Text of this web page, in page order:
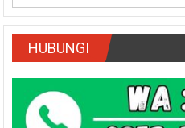
HUBUNGI